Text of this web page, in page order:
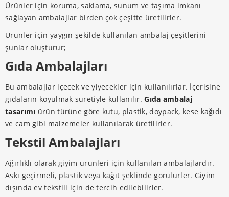
Ürünler için koruma, saklama, sunum ve taşıma imkanı
sağlayan ambalajlar birden çok çeşitte üretilirler.
Ürünler için yaygın şekilde kullanılan ambalaj çeşitlerini
şunlar oluşturur;
Gıda Ambalajları
Bu ambalajlar içecek ve yiyecekler için kullanılırlar. İçerisine
gıdaların koyulmak suretiyle kullanılır.Gıda ambalaj
tasarımı ürün türüne göre kutu, plastik, doypack, kese kağıdı
ve cam gibi malzemeler kullanılarak üretilirler.
Tekstil Ambalajları
Ağırlıklı olarak giyim ürünleri için kullanılan ambalajlardır.
Askı geçirmeli, plastik veya kağıt şeklinde görülürler. Giyim
dışında ev tekstili için de tercih edilebilirler.